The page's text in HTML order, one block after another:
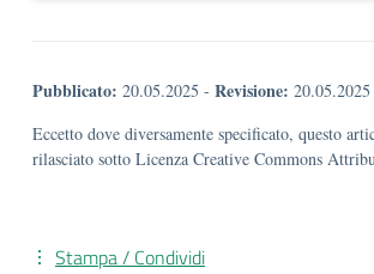
Pubblicato: 20.05.2025 - Revisione: 20.05.2025
Eccetto dove diversamente specificato, questo
rilasciato sotto Licenza Creative Commons
Stampa / Condividi